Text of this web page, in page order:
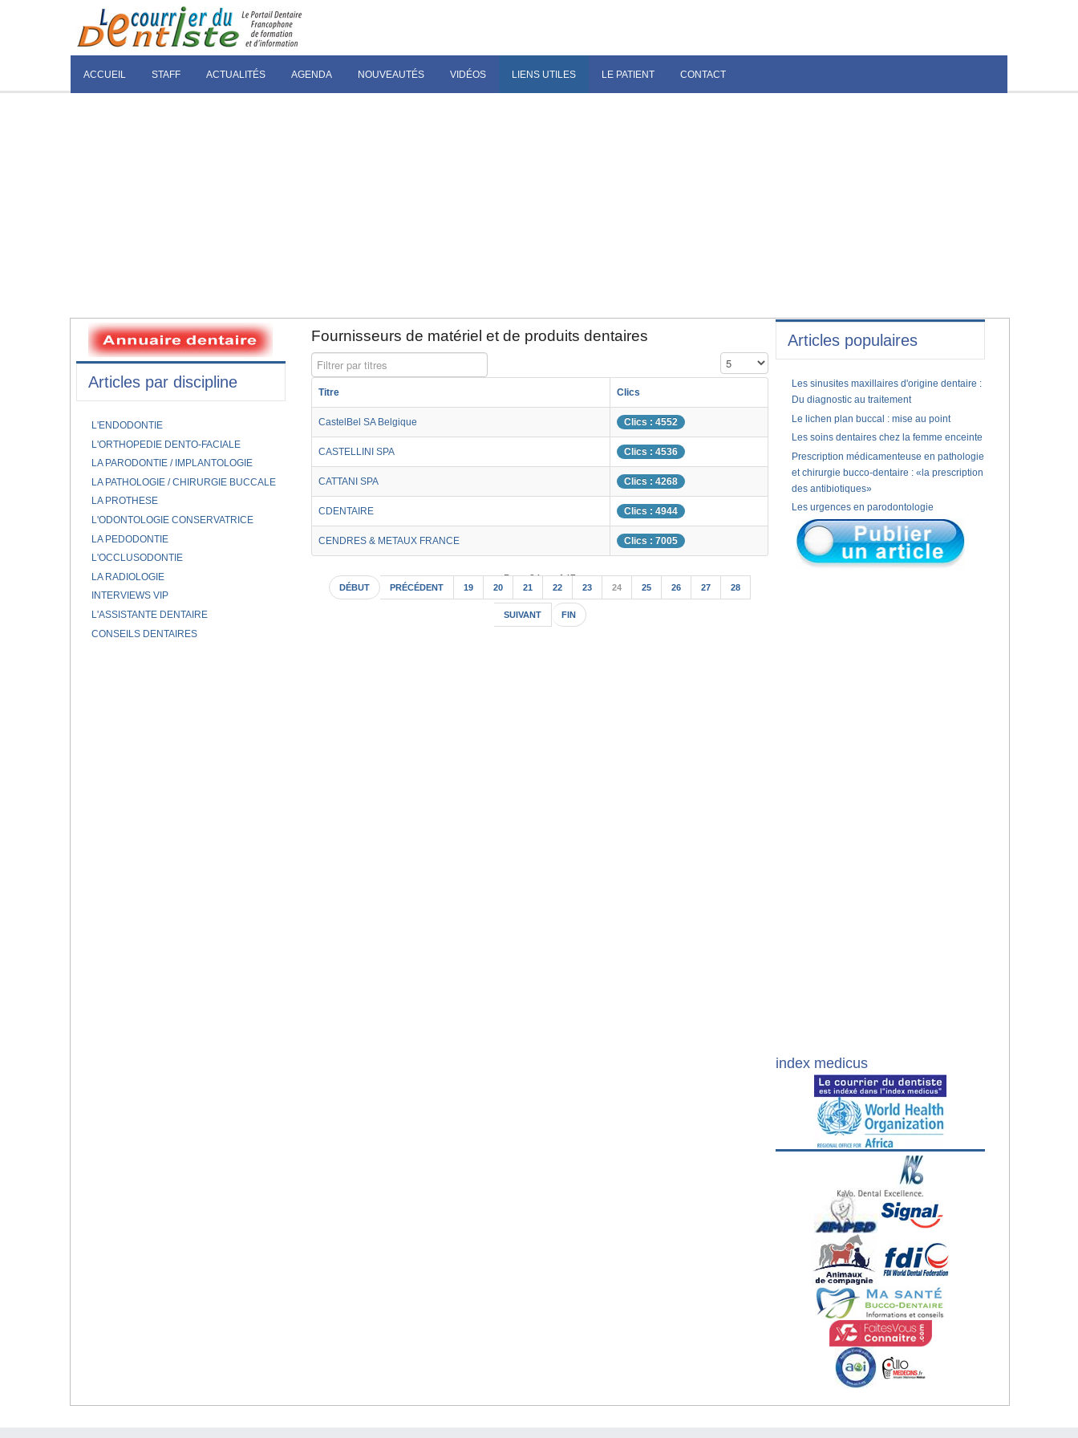
ACCUEIL STAFF ACTUALITÉS AGENDA NOUVEAUTÉS VIDÉOS LIENS UTILES LE PATIENT CONTACT
Fournisseurs de matériel et de produits dentaires
Filtrer par titres Affichage #
Titre Clics
CastelBel SA Belgique Clics : 4552
CASTELLINI SPA Clics : 4536
CATTANI SPA Clics : 4268
CDENTAIRE Clics : 4944
CENDRES & METAUX FRANCE Clics : 7005
Page 24 sur 147
DÉBUT PRÉCÉDENT 19 20 21 22 23 24 25 26 27 28
SUIVANT FIN
Articles par discipline
L'ENDODONTIE
L'ORTHOPEDIE DENTO-FACIALE
LA PARODONTIE / IMPLANTOLOGIE
LA PATHOLOGIE / CHIRURGIE BUCCALE
LA PROTHESE
L'ODONTOLOGIE CONSERVATRICE
LA PEDODONTIE
L'OCCLUSODONTIE
LA RADIOLOGIE
INTERVIEWS VIP
L'ASSISTANTE DENTAIRE
CONSEILS DENTAIRES
Articles populaires
Les sinusites maxillaires d'origine dentaire :
Du diagnostic au traitement
Le lichen plan buccal : mise au point
Les soins dentaires chez la femme enceinte
Prescription médicamenteuse en pathologie
et chirurgie bucco-dentaire : «la prescription
des antibiotiques»
Les urgences en parodontologie
index medicus